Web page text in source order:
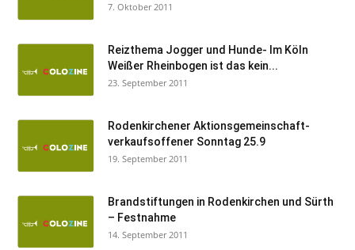
7. Oktober 2011
Reizthema Jogger und Hunde- Im Köln
Weißer Rheinbogen ist das kein...
23. September 2011
Rodenkirchener Aktionsgemeinschaft-
verkaufsoffener Sonntag 25.9
19. September 2011
Brandstiftungen in Rodenkirchen und Sürth
– Festnahme
14. September 2011